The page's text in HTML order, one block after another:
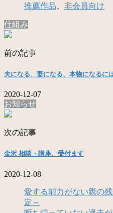
推薦作品
非会員向け
仕組み
前の記事
夫になる、妻になる、本物になるに
2020-12-07
お知らせ
次の記事
金沢 相談・講座、受付ます
2020-12-08
愛する能力がない親の
定～